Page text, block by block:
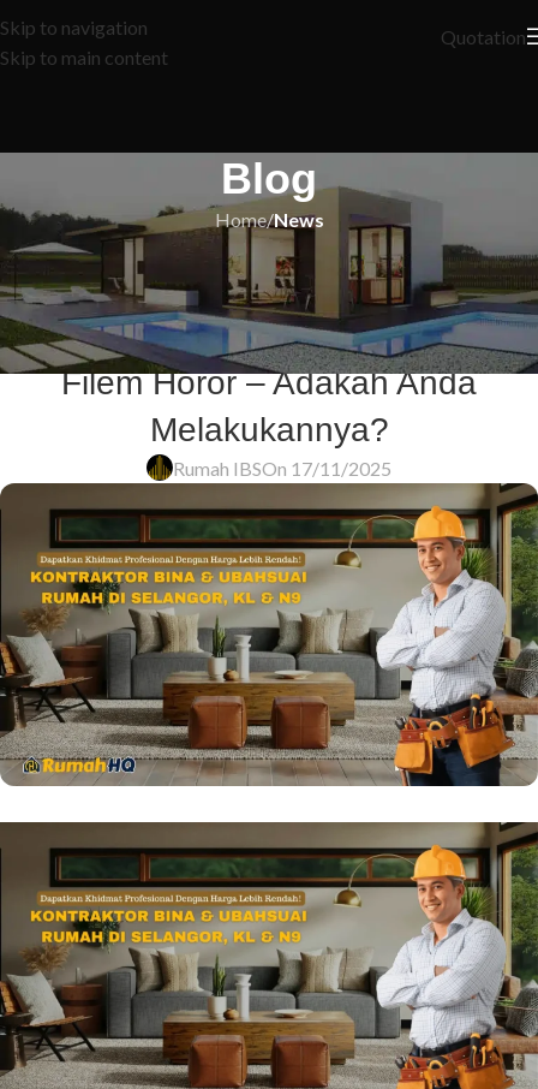
Skip to navigation
Skip to main content
Quotation
Blog
Home/News
NEWS
7 Kesilapan Hiasan Dalaman yang
Buat Rumah Anda Seperti Dalam
Filem Horor – Adakah Anda
Melakukannya?
Rumah IBSOn 17/11/2025